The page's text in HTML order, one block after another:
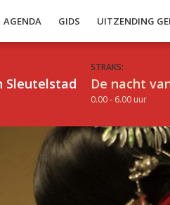
AGENDA GIDS UITZENDING
Sleutelstad
STRAKS:
De nacht
0.00 - 6.00 uur